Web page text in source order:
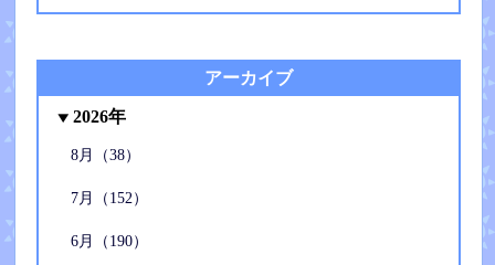
アーカイブ
2026年
8月（38）
7月（152）
6月（190）